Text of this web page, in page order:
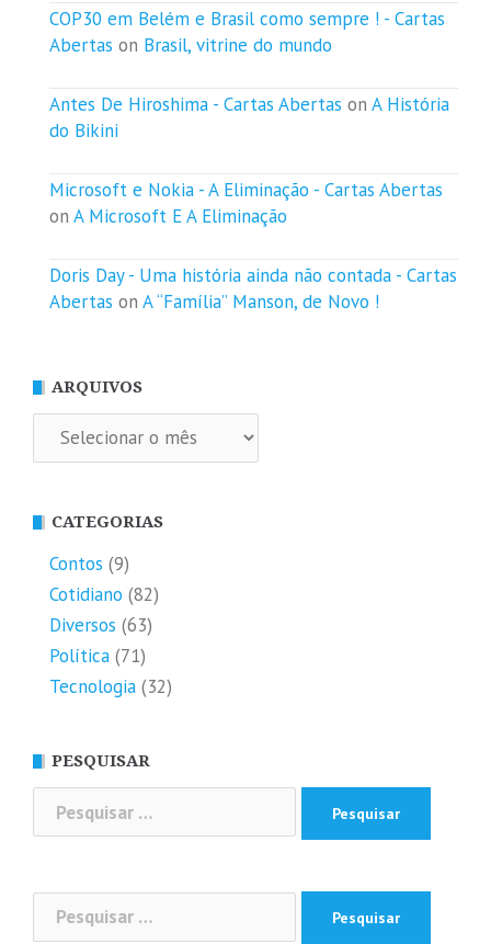
COP30 em Belém e Brasil como sempre ! - Cartas
Abertas on Brasil, vitrine do mundo
Antes De Hiroshima - Cartas Abertas on A História
do Bikini
Microsoft e Nokia - A Eliminação - Cartas Abertas
on A Microsoft E A Eliminação
Doris Day - Uma história ainda não contada - Cartas
Abertas on A “Família” Manson, de Novo !
ARQUIVOS
Arquivos
CATEGORIAS
Contos (9)
Cotidiano (82)
Diversos (63)
Política (71)
Tecnologia (32)
PESQUISAR
por:
Pesquisar
por: